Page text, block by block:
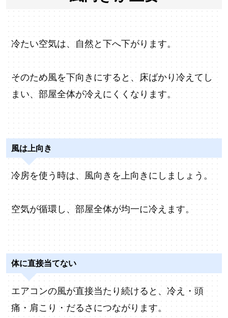
冷たい空気は、自然と下へ下がります。
そのため風を下向きにすると、床ばかり冷えてし
まい、部屋全体が冷えにくくなります。
風は上向き
冷房を使う時は、風向きを上向きにしましょう。
空気が循環し、部屋全体が均一に冷えます。
体に直接当てない
エアコンの風が直接当たり続けると、冷え・頭
痛・肩こり・だるさにつながります。